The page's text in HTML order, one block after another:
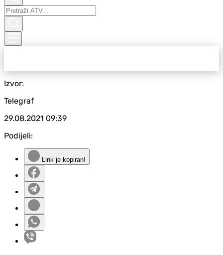
Izvor:
Telegraf
29.08.2021 09:39
Podijeli:
Link je kopiran!